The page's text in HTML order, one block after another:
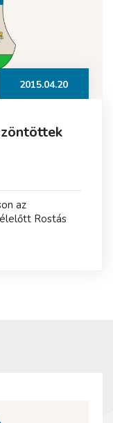
2015.04.20
az
Rostás